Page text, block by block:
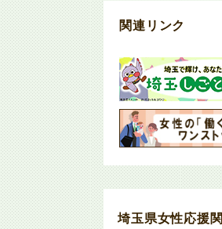
関連リンク
埼玉県女性応援